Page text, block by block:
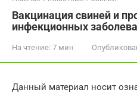
Вакцинация свиней и
инфекционных
На чтение: 7 мин
Данный материал носит